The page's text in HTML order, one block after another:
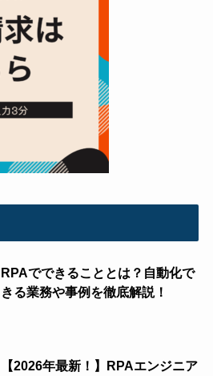
RPAでできることとは？自動化で
きる業務や事例を徹底解説！
【2026年最新！】RPAエンジニア